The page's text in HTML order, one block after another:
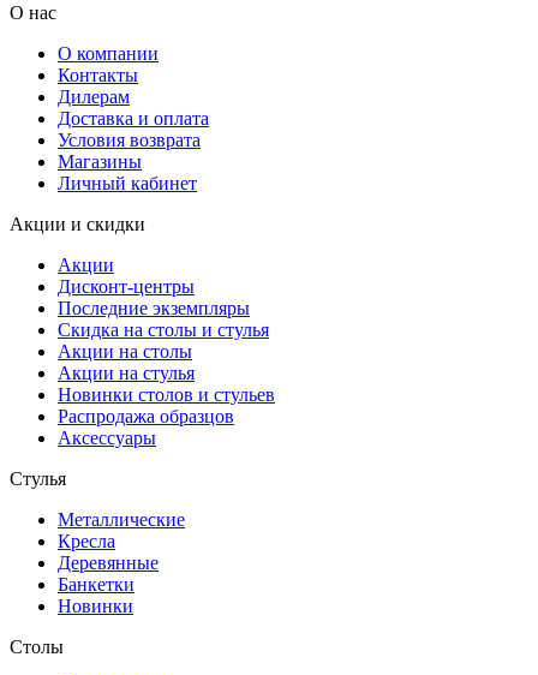
О нас
О компании
Контакты
Дилерам
Доставка и оплата
Условия возврата
Магазины
Личный кабинет
Акции и скидки
Акции
Дисконт-центры
Последние экземпляры
Скидка на столы и стулья
Акции на столы
Акции на стулья
Новинки столов и стульев
Распродажа образцов
Аксессуары
Стулья
Металлические
Кресла
Деревянные
Банкетки
Новинки
Столы